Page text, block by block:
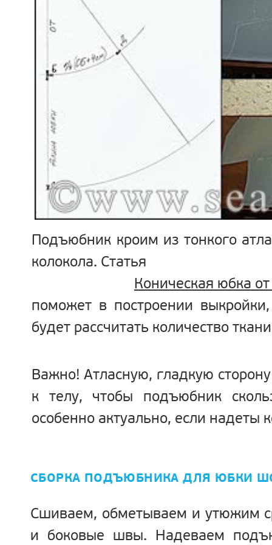
Подъюбник кроим из тонкого
колокола. Статья
Коническая юбка от
поможет в построении
будет рассчитать количество
Важно! Атласную, гладкую
к телу, чтобы подъюбник
особенно актуально, если надеты
СБОРКА ПОДЪЮБНИКА ДЛЯ ЮБКИ
Сшиваем, обметываем и утюжим
и боковые швы. Надеваем